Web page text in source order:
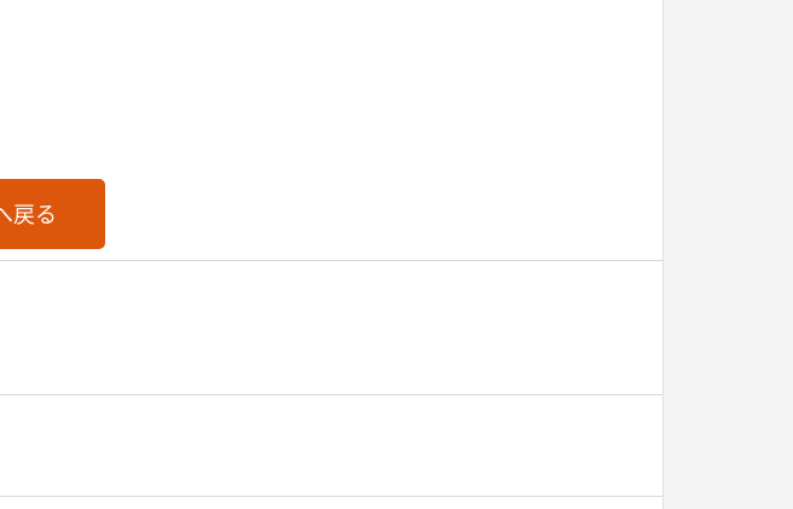
戻る